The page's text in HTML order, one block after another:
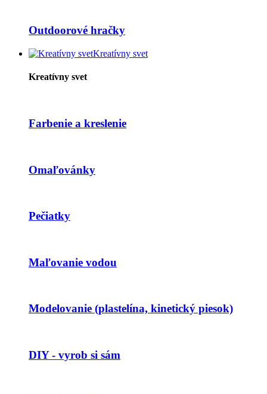
Outdoorové hračky
Kreatívny svet
Kreatívny svet
Farbenie a kreslenie
Omaľovánky
Pečiatky
Maľovanie vodou
Modelovanie (plastelína, kinetický piesok)
DIY - vyrob si sám